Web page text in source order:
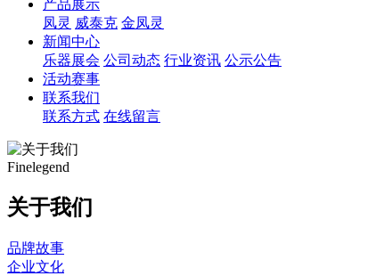
产品展示
凤灵 威泰克 金凤灵
新闻中心
乐器展会 公司动态 行业资讯 公示公告
活动赛事
联系我们
联系方式 在线留言
Finelegend
关于我们
品牌故事
企业文化